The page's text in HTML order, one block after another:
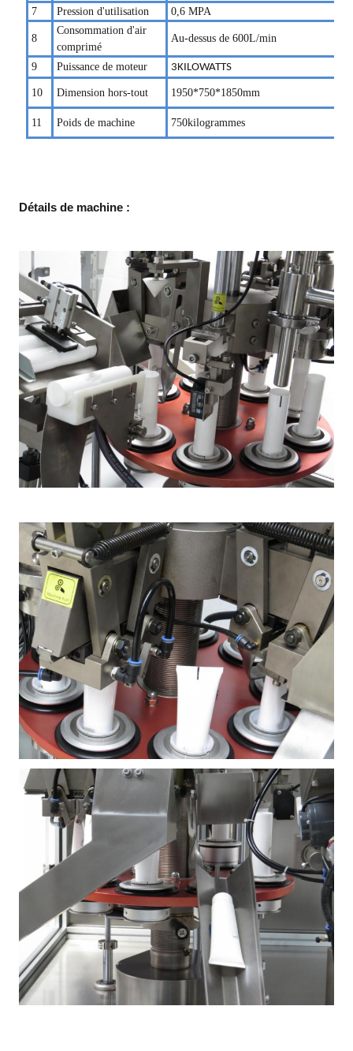
7
Pression d'utilisation 0,6MPA
8
Consommation d'air
comprimé
Au-dessus de 600L/min
9 Puissance de moteur 3KILOWATTS
10 Dimension hors-tout 1950*750*1850mm
11 Poids de machine 750kilogrammes
Détails de machine :